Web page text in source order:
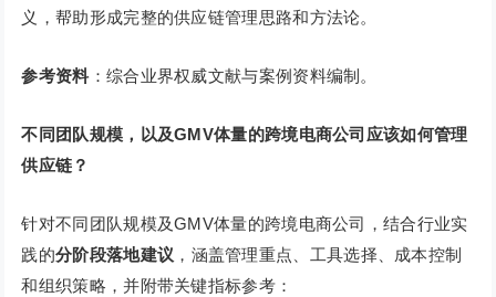
义，帮助形成完整的供应链管理思路和方法论。
参考资料 ：综合业界权威文献与案例资料编制。
不同团队规模，以及GMV体量的跨境电商公司应该如何管理
供应链？
针对不同团队规模及GMV体量的跨境电商公司，结合行业实
践的分阶段落地建议 ，涵盖管理重点、工具选择、成本控制
和组织策略，并附带关键指标参考：